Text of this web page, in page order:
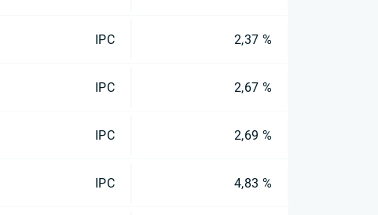
IPC 2,37 %
IPC 2,67 %
IPC 2,69 %
IPC 4,83 %